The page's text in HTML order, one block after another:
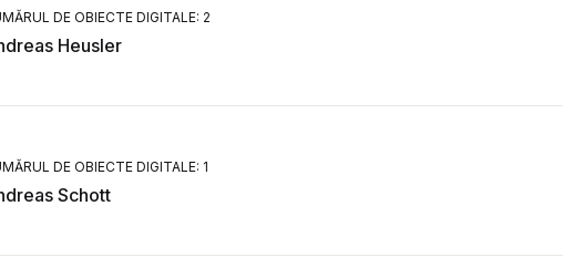
DE OBIECTE DIGITALE: 2
Heusler
DE OBIECTE DIGITALE: 1
Schott